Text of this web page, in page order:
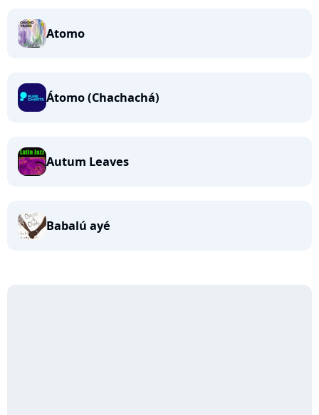
Atomo
Átomo (Chachachá)
Autum Leaves
Babalú ayé